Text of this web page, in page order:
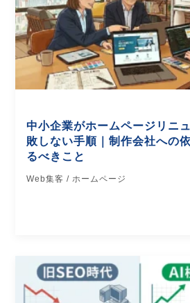
中小企業がホームページリニ
敗しない手順｜制作会社への
るべきこと
Web集客 / ホームページ